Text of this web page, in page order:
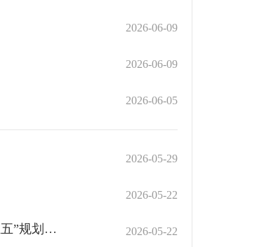
2026-06-09
2026-06-09
2026-06-05
2026-05-29
2026-05-22
2026-05-22
李强主持召开国务院常务会议 研究推进全国统一大市场建设有关工作 审议通过《现代化应急体系建设“十五五”规划》 讨论《中华人民共和国中国人民银行法（修订草案）》